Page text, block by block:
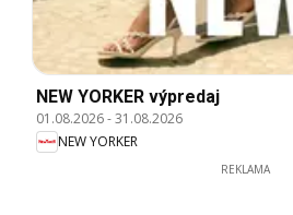
NEW YORKER výpredaj
01.08.2026-31.08.2026
NEW YORKER
REKLAMA